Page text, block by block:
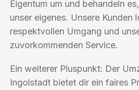
Eigentum um und behandeln
unser eigenes. Unsere Kunden
respektvollen Umgang und
zuvorkommenden Service.
Ein weiterer Pluspunkt: Der
Ingolstadt bietet dir ein faires